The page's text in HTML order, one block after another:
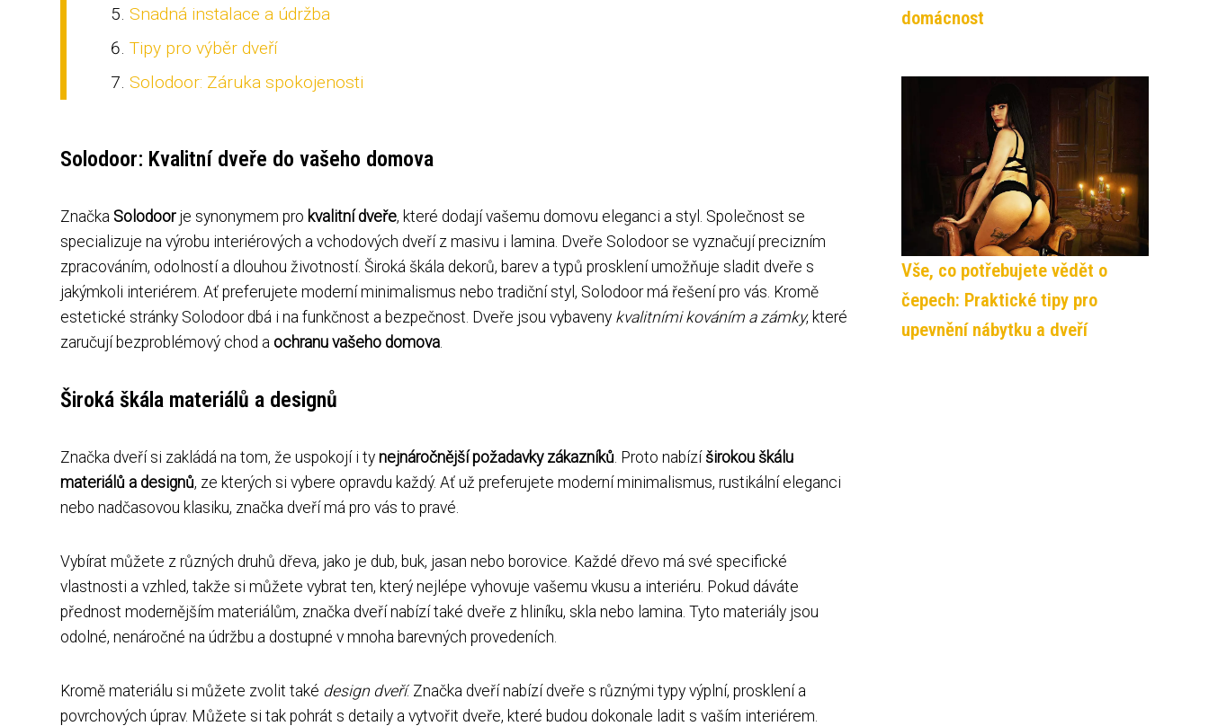
Snadná instalace a údržba
Tipy pro výběr dveří
Solodoor: Záruka spokojenosti
Solodoor: Kvalitní dveře do vašeho domova
Značka Solodoorje synonymem pro kvalitní dveře, které dodají vašemu domovu eleganci a styl. Společnost se
specializuje na výrobu interiérových a vchodových dveří z masivu i lamina. Dveře Solodoor se vyznačují precizním
zpracováním, odolností a dlouhou životností. Široká škála dekorů, barev a typů prosklení umožňuje sladit dveře s
jakýmkoli interiérem. Ať preferujete moderní minimalismus nebo tradiční styl, Solodoor má řešení pro vás. Kromě
estetické stránky Solodoor dbá i na funkčnost a bezpečnost. Dveře jsou vybaveny kvalitními kováním a zámky, které
zaručují bezproblémový chod a ochranu vašeho domova.
Široká škála materiálů a designů
Značka dveří si zakládá na tom, že uspokojí i ty nejnáročnější požadavky zákazníků. Proto nabízí širokou škálu
materiálů a designů, ze kterých si vybere opravdu každý. Ať už preferujete moderní minimalismus, rustikální eleganci
nebo nadčasovou klasiku, značka dveří má pro vás to pravé.
Vybírat můžete z různých druhů dřeva, jako je dub, buk, jasan nebo borovice. Každé dřevo má své specifické
vlastnosti a vzhled, takže si můžete vybrat ten, který nejlépe vyhovuje vašemu vkusu a interiéru. Pokud dáváte
přednost modernějším materiálům, značka dveří nabízí také dveře z hliníku, skla nebo lamina. Tyto materiály jsou
odolné, nenáročné na údržbu a dostupné v mnoha barevných provedeních.
Kromě materiálu si můžete zvolit také design dveří. Značka dveří nabízí dveře s různými typy výplní, prosklení a
povrchových úprav. Můžete si tak pohrát s detaily a vytvořit dveře, které budou dokonale ladit s vaším interiérem.
domácnost
Vše, co potřebujete vědět o
čepech: Praktické tipy pro
upevnění nábytku a dveří